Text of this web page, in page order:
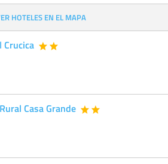
HOTELES EN EL MAPA
Crucica
Casa Grande